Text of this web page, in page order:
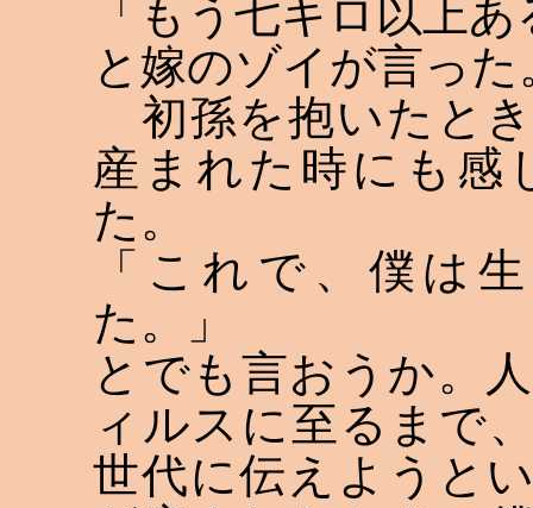
「もう七キロ以上
と嫁のゾイが言った
初孫を抱いたと
産まれた時にも感
た。
「これで、僕は
た。」
とでも言おうか。
ィルスに至るまで
世代に伝えようと